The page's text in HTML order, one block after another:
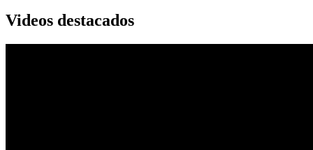
Videos destacados